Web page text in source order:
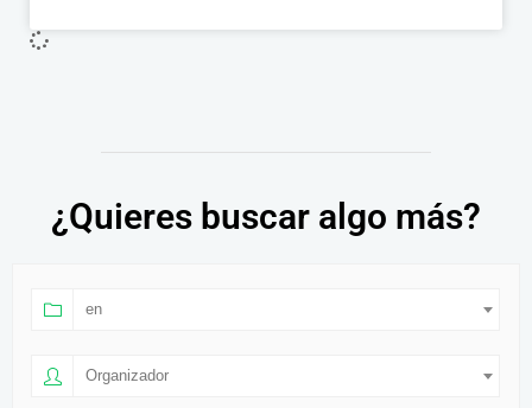
¿Quieres buscar algo más?
en
Organizador